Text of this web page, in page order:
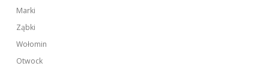
Marki
Ząbki
Wołomin
Otwock